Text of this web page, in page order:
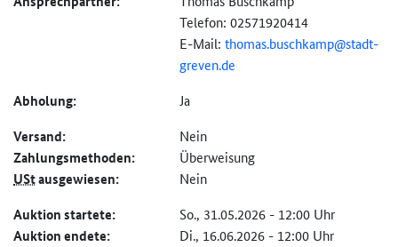
Telefon: 02571920414
E-Mail: thomas.buschkamp@stadt-
greven.de
Abholung: Ja
Versand: Nein
Zahlungs­methoden: Überweisung
UStausgewiesen: Nein
Auktion startete: So., 31.05.2026 - 12:00 Uhr
Auktion endete: Di., 16.06.2026 - 12:00 Uhr